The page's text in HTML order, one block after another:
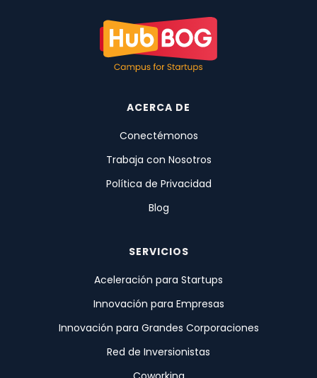
ACERCA DE
Conectémonos
Trabaja con Nosotros
Política de Privacidad
Blog
SERVICIOS
Aceleración para Startups
Innovación para Empresas
Innovación para Grandes Corporaciones
Red de Inversionistas